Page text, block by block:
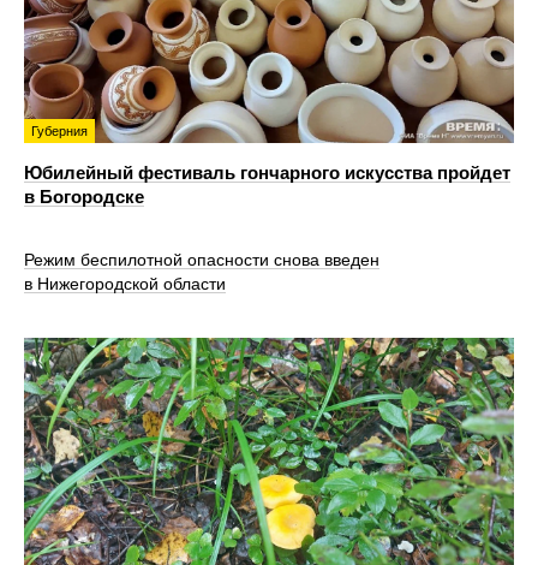
Губерния
Юбилейный фестиваль гончарного искусства пройдет
в Богородске
Режим беспилотной опасности снова введен
в Нижегородской области